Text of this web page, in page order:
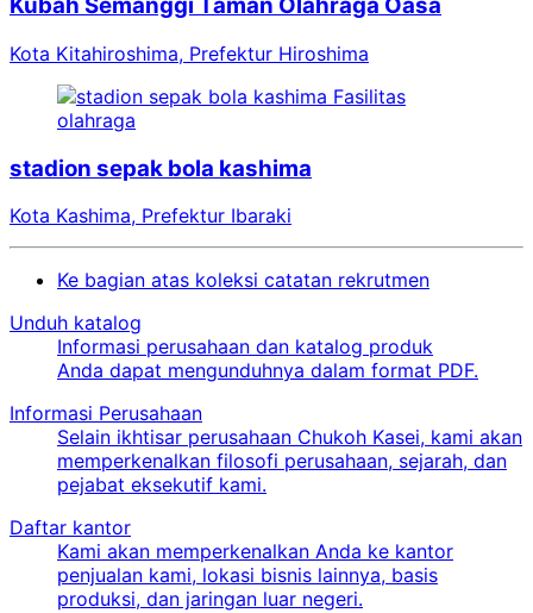
Kubah Semanggi Taman Olahraga Oasa
Kota Kitahiroshima, Prefektur Hiroshima
Fasilitas
olahraga
stadion sepak bola kashima
Kota Kashima, Prefektur Ibaraki
Ke bagian atas koleksi catatan rekrutmen
Unduh katalog
Informasi perusahaan dan katalog produk
Anda dapat mengunduhnya dalam format PDF.
Informasi Perusahaan
Selain ikhtisar perusahaan Chukoh Kasei, kami akan
memperkenalkan filosofi perusahaan, sejarah, dan
pejabat eksekutif kami.
Daftar kantor
Kami akan memperkenalkan Anda ke kantor
penjualan kami, lokasi bisnis lainnya, basis
produksi, dan jaringan luar negeri.